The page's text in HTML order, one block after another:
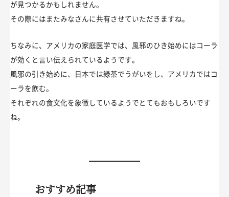
が見つかるかもしれません。
その際にはまたみなさんに共有させていただきますね。
ちなみに、アメリカの家庭医学では、風邪のひき始めにはコーラ
が効くと言い伝えられているようです。
風邪の引き始めに、日本では緑茶でうがいをし、アメリカではコ
ーラを飲む。
それぞれの食文化を象徴しているようでとてもおもしろいです
ね。
おすすめ記事